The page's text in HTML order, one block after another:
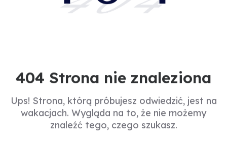
404 Strona nie znaleziona
Ups! Strona, którą próbujesz odwiedzić, jest na
wakacjach. Wygląda na to, że nie możemy
znaleźć tego, czego szukasz.